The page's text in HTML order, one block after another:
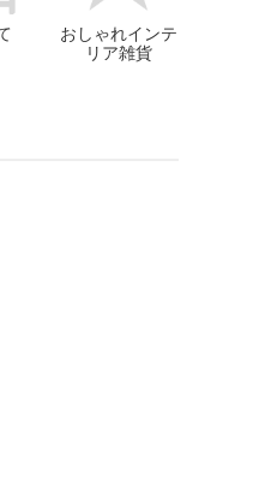
おしゃれインテ
リア雑貨